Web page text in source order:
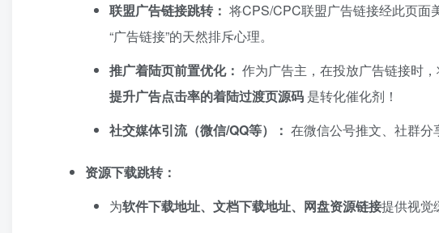
联盟广告链接跳转：​ 将CPS/CPC联盟广告链接经此页面
“广告链接”的天然排斥心理。
推广着陆页前置优化：​ 作为广告主，在投放广告链接时
提升广告点击率的着陆过渡页源码 是转化催化剂！
社交媒体引流（微信/QQ等）：​ 在微信公号推文、社群分
资源下载跳转：​
为软件下载地址、文档下载地址、网盘资源链接提供视觉